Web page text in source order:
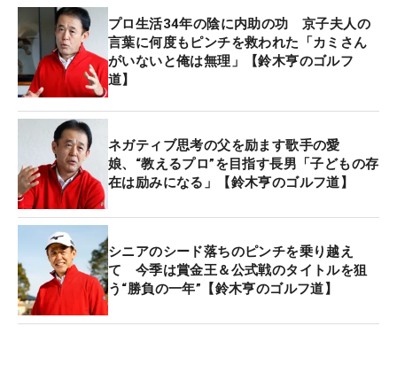
ファーの多くは、クラブヘッドから上げようとしま
すが、ボクらにその意識はありません。あくまでも
体が先に動き、その後でヘッドが勝手に動き始める
からです」。手先やヘッドから動かすのではなく、
アベレージゴルファーの場合、ヘッドから先に動か
しているのかを理解していないと思われるが、見分
ける方法としてはバックフェース側にボールを1個
置き、トップまでクラブを上げてみよう。体を動か
す前にボールが目標の反対方向に転がってしまう人
は手でクラブを上げていると考えていい。体の回転
で行えていればヘッドとボールが同じようなスピー
ドで転がる。
プロ生活34年の陰に内助の功 京子夫人の
言葉に何度もピンチを救われた「カミさん
がいないと俺は無理」【鈴木亨のゴルフ
道】
ネガティブ思考の父を励ます歌手の愛
娘、“教えるプロ”を目指す長男「子どもの存
在は励みになる」【鈴木亨のゴルフ道】
シニアのシード落ちのピンチを乗り越え
て 今季は賞金王＆公式戦のタイトルを狙
う“勝負の一年”【鈴木亨のゴルフ道】